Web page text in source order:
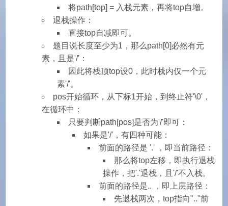
将path[top] = 入栈元素，再将top自增。
退栈操作：
直接top自减即可。
题目说长度至少为1，那么path[0]必然有元
素，且是'/'：
因此将栈顶top设0，此时栈内仅一个元
素'/'。
pos开始循环，从下标1开始，到终止符'\0'，
在循环中：
只要判断path[pos]是否为'/'即可：
如果是'/'，有四种可能：
前面的路径是 '.' ，即当前路径：
那么将top左移，即执行退栈
操作，把'.'退栈，且'/'不入栈。
前面的路径是.. ，即上层路径：
先退栈两次，top指向".."前